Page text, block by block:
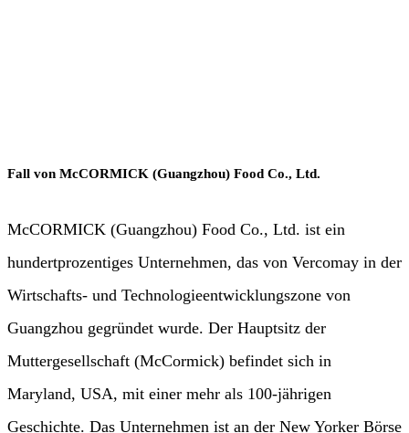
Fall von McCORMICK (Guangzhou) Food Co., Ltd.
McCORMICK (Guangzhou) Food Co., Ltd. ist ein
hundertprozentiges Unternehmen, das von Vercomay in der
Wirtschafts- und Technologieentwicklungszone von
Guangzhou gegründet wurde. Der Hauptsitz der
Muttergesellschaft (McCormick) befindet sich in
Maryland, USA, mit einer mehr als 100-jährigen
Geschichte. Das Unternehmen ist an der New Yorker Börse